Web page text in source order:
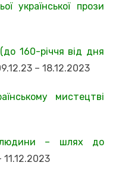
української прози
160-річчя від дня
– 18.12.2023
мистецтві
людини – шлях до
11.12.2023